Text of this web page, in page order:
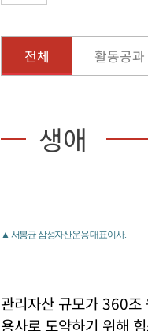
전체 활동공과
생애
▲ 서봉균 삼성자산운용 대표이사.
관리자산 규모가 360조
용사로 도약하기 위해